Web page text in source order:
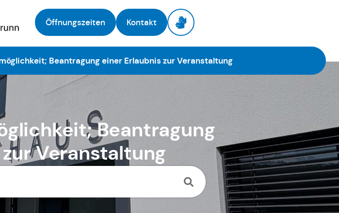
Öffnungszeiten Kontakt
Beantragung einer Erlaubnis zur Veranstaltung
Beantragung
Veranstaltung